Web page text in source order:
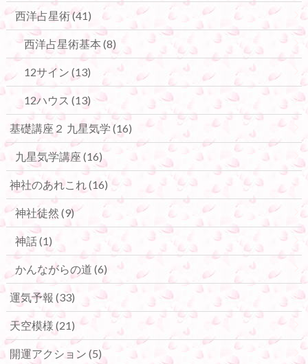
西洋占星術(41)
西洋占星術基本 (8)
12サイン (13)
12ハウス (13)
基礎講座２ 九星気学 (16)
九星気学講座 (16)
神社のあれこれ (16)
神社徒然 (9)
神話(1)
かんながらの道 (6)
運気予報 (33)
天空模様 (21)
開運アクション (5)